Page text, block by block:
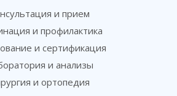
и прием
и профилактика
и сертификация
и анализы
и ортопедия